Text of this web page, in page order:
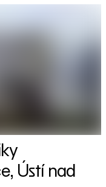
Ústí nad